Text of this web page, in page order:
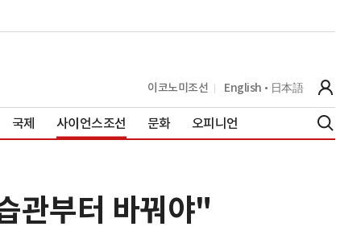
이코노미조선 English 日本語
국제 사이언스조선 문화 오피니언
관부터 바꿔야"